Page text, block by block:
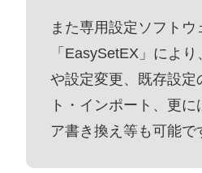
また専用設定ソフトウ
「EasySetEX」によ
や設定変更、既存設定
ト・インポート、更に
ア書き換え等も可能で